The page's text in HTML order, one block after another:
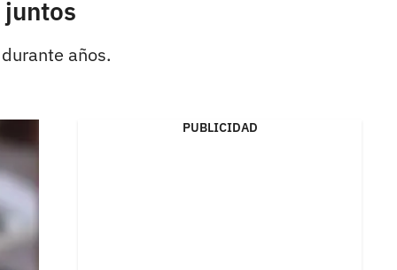
años.
PUBLICIDAD